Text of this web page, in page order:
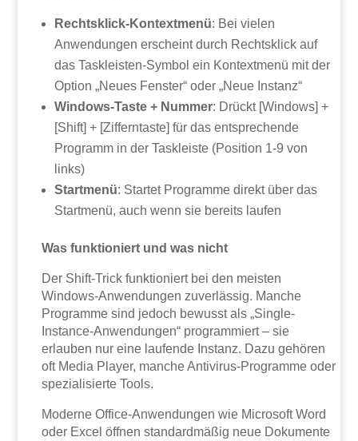
Rechtsklick-Kontextmenü: Bei vielen
Anwendungen erscheint durch Rechtsklick auf
das Taskleisten-Symbol ein Kontextmenü mit der
Option „Neues Fenster“ oder „Neue Instanz“
Windows-Taste + Nummer: Drückt [Windows] +
[Shift] + [Zifferntaste] für das entsprechende
Programm in der Taskleiste (Position 1-9 von
links)
Startmenü: Startet Programme direkt über das
Startmenü, auch wenn sie bereits laufen
Was funktioniert und was nicht
Der Shift-Trick funktioniert bei den meisten
Windows-Anwendungen zuverlässig. Manche
Programme sind jedoch bewusst als „Single-
Instance-Anwendungen“ programmiert – sie
erlauben nur eine laufende Instanz. Dazu gehören
oft Media Player, manche Antivirus-Programme oder
spezialisierte Tools.
Moderne Office-Anwendungen wie Microsoft Word
oder Excel öffnen standardmäßig neue Dokumente